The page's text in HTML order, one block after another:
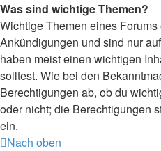
Was sind wichtige Themen?
Wichtige Themen eines
Ankündigungen und sind nur
haben meist einen wichtigen
solltest. Wie bei den
Berechtigungen ab, ob du
oder nicht; die Berechtigungen
ein.
Nach oben